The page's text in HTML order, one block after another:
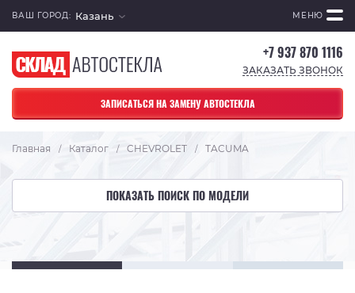
ВАШ ГОРОД: Казань МЕНЮ
+7 937 870 1116
ЗАКАЗАТЬ ЗВОНОК
ЗАПИСАТЬСЯ НА ЗАМЕНУ АВТОСТЕКЛА
Главная / Каталог / CHEVROLET / TACUMA
ПОКАЗАТЬ ПОИСК ПО МОДЕЛИ